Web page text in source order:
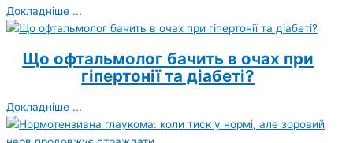
Докладніше ...
Що офтальмолог бачить в очах при
гіпертонії та діабеті?
Докладніше ...